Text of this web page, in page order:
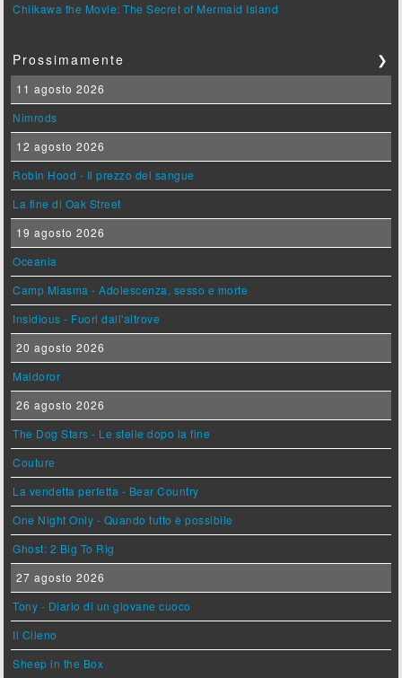
Chiikawa the Movie: The Secret of Mermaid Island
Prossimamente ❯
11 agosto 2026
Nimrods
12 agosto 2026
Robin Hood - Il prezzo del sangue
La fine di Oak Street
19 agosto 2026
Oceania
Camp Miasma - Adolescenza, sesso e morte
Insidious - Fuori dall'altrove
20 agosto 2026
Maldoror
26 agosto 2026
The Dog Stars - Le stelle dopo la fine
Couture
La vendetta perfetta - Bear Country
One Night Only - Quando tutto è possibile
Ghost: 2 Big To Rig
27 agosto 2026
Tony - Diario di un giovane cuoco
Il Cileno
Sheep in the Box